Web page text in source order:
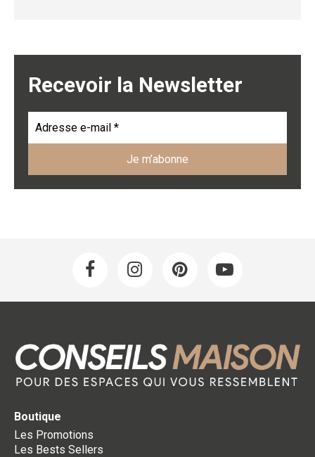
Recevoir la Newsletter
Boutique
Les Promotions
Les Bests Sellers